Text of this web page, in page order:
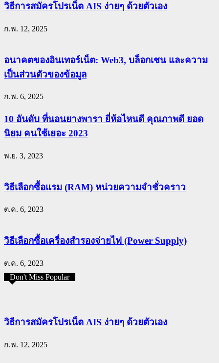
วิธีการสมัครโปรเน็ต AIS ง่ายๆ ด้วยตัวเอง
ก.พ. 12, 2025
อนาคตของอินเทอร์เน็ต: Web3, บล็อกเชน และความ
เป็นส่วนตัวของข้อมูล
ก.พ. 6, 2025
10 อันดับ ที่นอนยางพารา ยี่ห้อไหนดี คุณภาพดี ยอด
นิยม คนใช้เยอะ 2023
พ.ย. 3, 2023
วิธีเลือกซื้อแรม (RAM) หน่วยความจำชั่วคราว
ต.ค. 6, 2023
วิธีเลือกซื้อเครื่องสำรองจ่ายไฟ (Power Supply)
ต.ค. 6, 2023
Don't Miss Popular
วิธีการสมัครโปรเน็ต AIS ง่ายๆ ด้วยตัวเอง
ก.พ. 12, 2025